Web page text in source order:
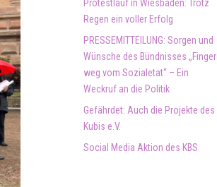
Protestlauf in Wiesbaden: Trotz
Regen ein voller Erfolg
PRESSEMITTEILUNG: Sorgen und
Wünsche des Bündnisses „Finger
weg vom Sozialetat“ – Ein
Weckruf an die Politik
Gefährdet: Auch die Projekte des
Kubis e.V.
Social Media Aktion des KBS